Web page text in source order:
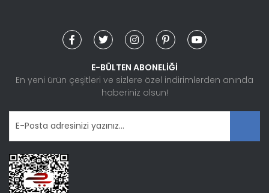
Ürün açıklamasında eksik bilgiler bulunuyor.
Ürün bilgilerinde hatalar bulunuyor.
Ürün fiyatı diğer sitelerden daha pahalı.
Bu ürüne benzer farklı alternatifler olmalı.
E-BÜLTEN ABONELİĞİ
En yeni ürün çeşitleri ve sizlere özel indirimlerden anında
haberiniz olsun!